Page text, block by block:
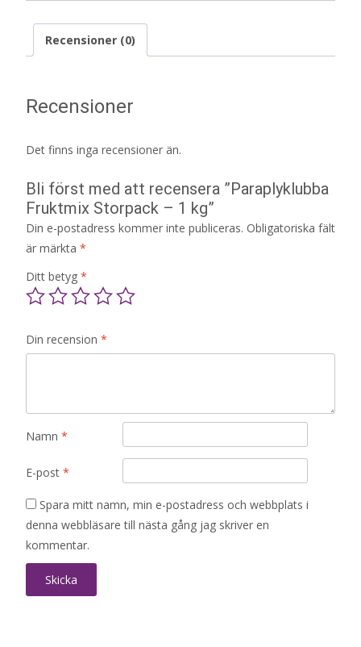
Recensioner (0)
Recensioner
Det finns inga recensioner än.
Bli först med att recensera ”Paraplyklubba
Fruktmix Storpack – 1 kg”
Din e-postadress kommer inte publiceras. Obligatoriska fält
är märkta *
Ditt betyg *
Din recension *
Namn *
E-post *
Spara mitt namn, min e-postadress och webbplats i
denna webbläsare till nästa gång jag skriver en
kommentar.